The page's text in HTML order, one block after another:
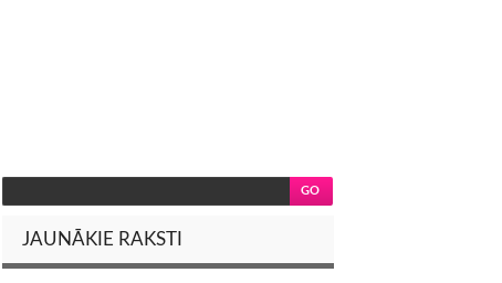
JAUNĀKIE RAKSTI